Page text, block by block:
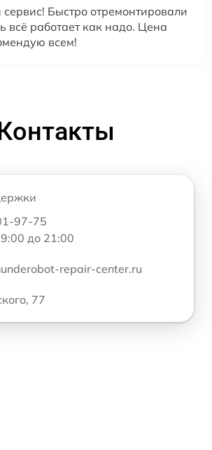
Быстро отремонтировали
всё работает как надо. Цена
всем!
97-75
до 21:00
repair-center.ru
77